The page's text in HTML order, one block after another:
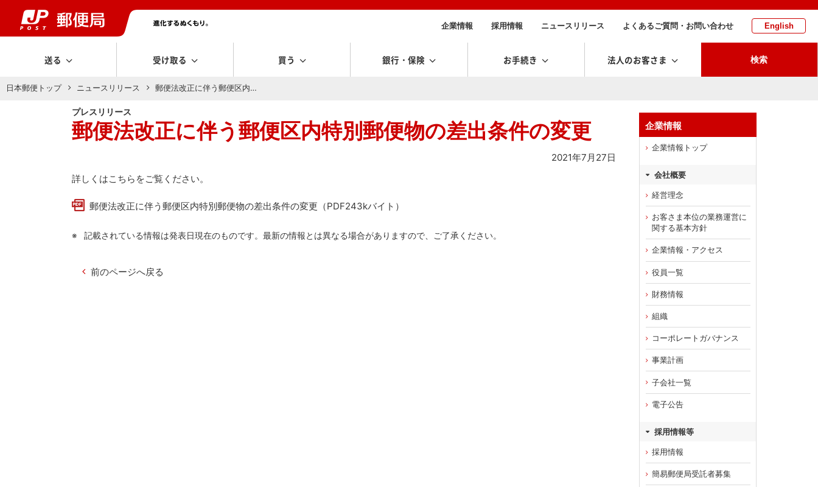
企業情報 採用情報 ニュースリリース よくあるご質問・お問い合わせ English
送る 受け取る 買う 銀行・保険 お手続き 法人のお客さま 検索
日本郵便トップ ニュースリリース 郵便法改正に伴う郵便区内…
プレスリリース
郵便法改正に伴う郵便区内特別郵便物の差出条件の変更
2021年7月27日
詳しくはこちらをご覧ください。
郵便法改正に伴う郵便区内特別郵便物の差出条件の変更（PDF243kバイト）
記載されている情報は発表日現在のものです。最新の情報とは異なる場合がありますので、ご了承ください。
前のページへ戻る
企業情報
企業情報トップ
会社概要
経営理念
お客さま本位の業務運営に
関する基本方針
企業情報・アクセス
役員一覧
財務情報
組織
コーポレートガバナンス
事業計画
子会社一覧
電子公告
採用情報等
採用情報
簡易郵便局受託者募集